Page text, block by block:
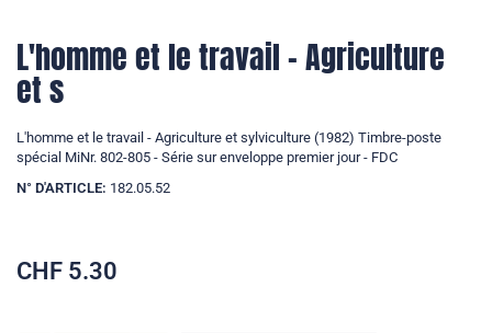
L'homme et le travail - Agriculture
et s
L'homme et le travail - Agriculture et sylviculture (1982) Timbre-poste
spécial MiNr. 802-805 - Série sur enveloppe premier jour - FDC
N° D'ARTICLE: 182.05.52
CHF 5.30